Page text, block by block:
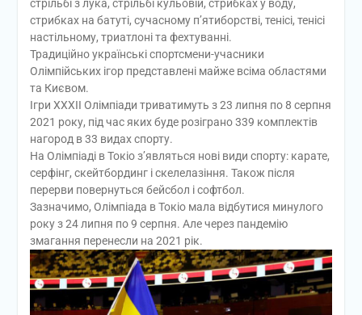
стрільбі з лука, стрільбі кульовій, стрибках у воду,
стрибках на батуті, сучасному п’ятиборстві, тенісі, тенісі
настільному, триатлоні та фехтуванні.
Традиційно українські спортсмени-учасники
Олімпійських ігор представлені майже всіма областями
та Києвом.
Ігри ХХХІІ Олімпіади триватимуть з 23 липня по 8 серпня
2021 року, під час яких буде розіграно 339 комплектів
нагород в 33 видах спорту.
На Олімпіаді в Токіо з’являться нові види спорту: карате,
серфінг, скейтбординг і скелелазіння. Також після
перерви повернуться бейсбол і софтбол.
Зазначимо, Олімпіада в Токіо мала відбутися минулого
року з 24 липня по 9 серпня. Але через пандемію
змагання перенесли на 2021 рік.